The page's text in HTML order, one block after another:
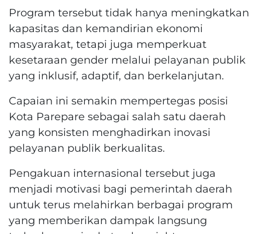
Program tersebut tidak hanya meningkatkan
kapasitas dan kemandirian ekonomi
masyarakat, tetapi juga memperkuat
kesetaraan gender melalui pelayanan publik
yang inklusif, adaptif, dan berkelanjutan.
Capaian ini semakin mempertegas posisi
Kota Parepare sebagai salah satu daerah
yang konsisten menghadirkan inovasi
pelayanan publik berkualitas.
Pengakuan internasional tersebut juga
menjadi motivasi bagi pemerintah daerah
untuk terus melahirkan berbagai program
yang memberikan dampak langsung